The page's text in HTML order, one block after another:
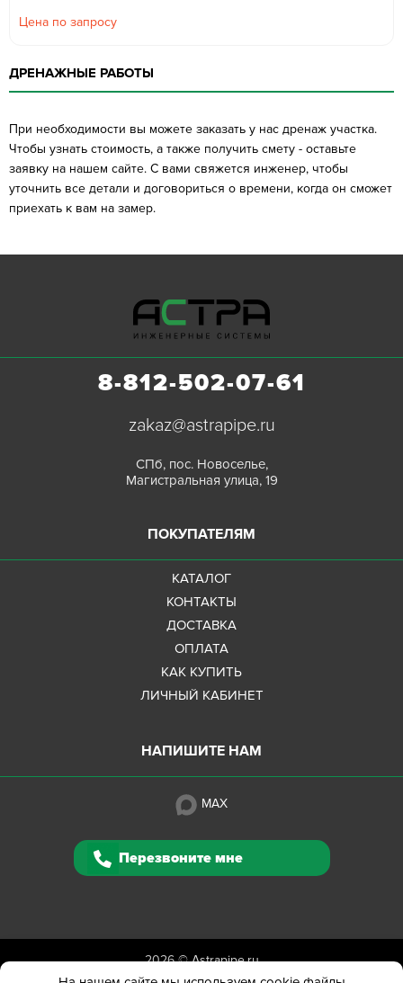
Цена по запросу
ДРЕНАЖНЫЕ РАБОТЫ
При необходимости вы можете заказать у нас дренаж участка.
Чтобы узнать стоимость, а также получить смету - оставьте
заявку на нашем сайте. С вами свяжется инженер, чтобы
уточнить все детали и договориться о времени, когда он сможет
приехать к вам на замер.
8-812-502-07-61
zakaz@astrapipe.ru
СПб, пос. Новоселье,
Магистральная улица, 19
ПОКУПАТЕЛЯМ
КАТАЛОГ
КОНТАКТЫ
ДОСТАВКА
ОПЛАТА
КАК КУПИТЬ
ЛИЧНЫЙ КАБИНЕТ
НАПИШИТЕ НАМ
MAX
Перезвоните мне
2026 ©Astrapipe.ru